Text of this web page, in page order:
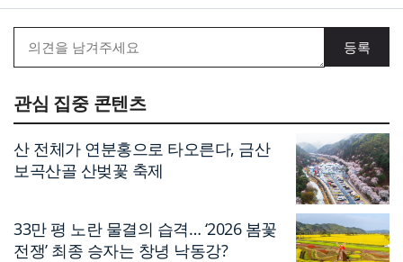
관심 집중 콘텐츠
산 전체가 연분홍으로 타오른다, 금산
보곡산골 산벚꽃 축제
33만 평 노란 물결의 습격… ‘2026 봄꽃
전쟁’ 최종 승자는 창녕 낙동강?